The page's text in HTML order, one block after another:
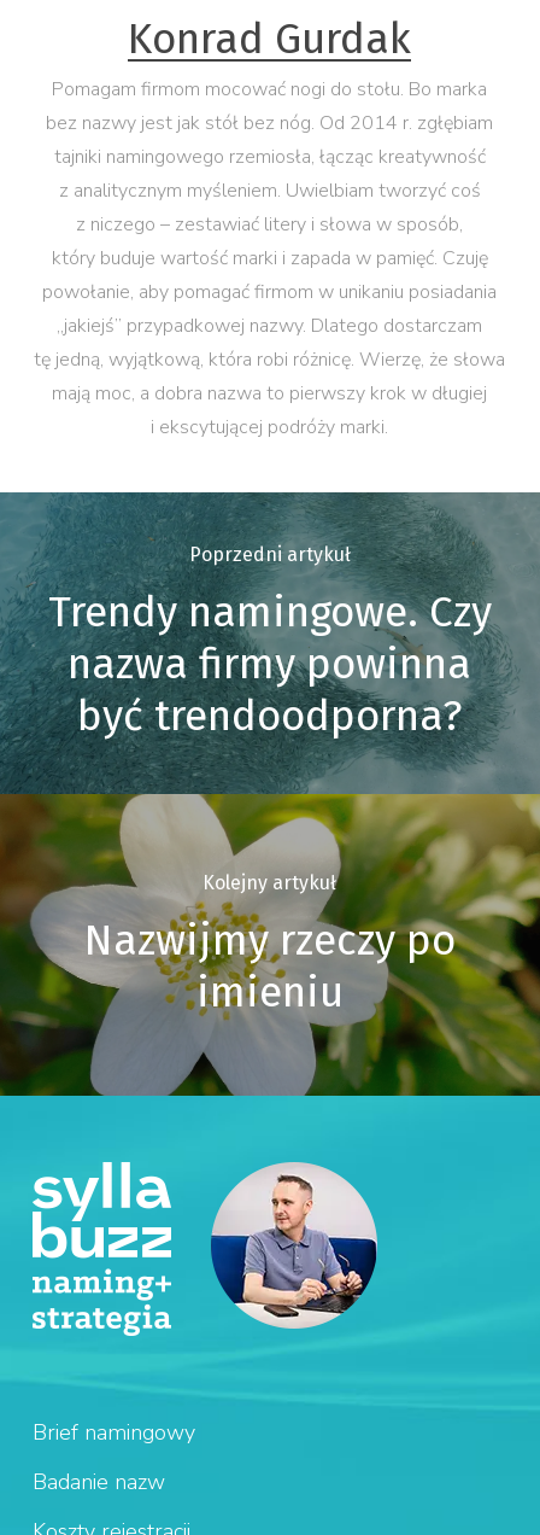
Konrad Gurdak
Pomagam firmom mocować nogi do stołu. Bo marka
bez nazwy jest jak stół bez nóg. Od 2014 r. zgłębiam
tajniki namingowego rzemiosła, łącząc kreatywność
z analitycznym myśleniem. Uwielbiam tworzyć coś
z niczego – zestawiać litery i słowa w sposób,
który buduje wartość marki i zapada w pamięć. Czuję
powołanie, aby pomagać firmom w unikaniu posiadania
„jakiejś” przypadkowej nazwy. Dlatego dostarczam
tę jedną, wyjątkową, która robi różnicę. Wierzę, że słowa
mają moc, a dobra nazwa to pierwszy krok w długiej
i ekscytującej podróży marki.
Poprzedni artykuł
Trendy namingowe. Czy
nazwa firmy powinna
być trendoodporna?
Kolejny artykuł
Nazwijmy rzeczy po
imieniu
Brief namingowy
Badanie nazw